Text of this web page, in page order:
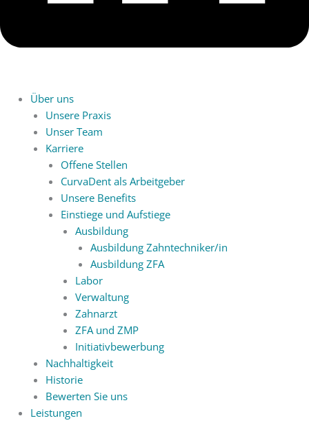
Über uns
Unsere Praxis
Unser Team
Karriere
Offene Stellen
CurvaDent als Arbeitgeber
Unsere Benefits
Einstiege und Aufstiege
Ausbildung
Ausbildung Zahntechniker/in
Ausbildung ZFA
Labor
Verwaltung
Zahnarzt
ZFA und ZMP
Initiativbewerbung
Nachhaltigkeit
Historie
Bewerten Sie uns
Leistungen